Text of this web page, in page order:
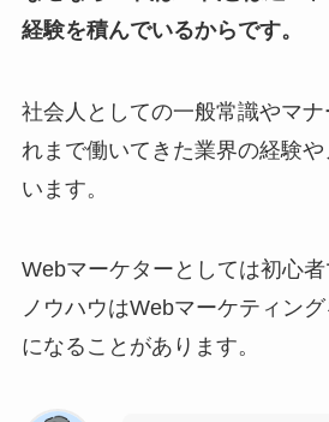
経験を積んでいるからです。
社会人としての一般常識やマナ
れまで働いてきた業界の経験
います。
Webマーケターとしては初心
ノウハウはWebマーケティン
になることがあります。